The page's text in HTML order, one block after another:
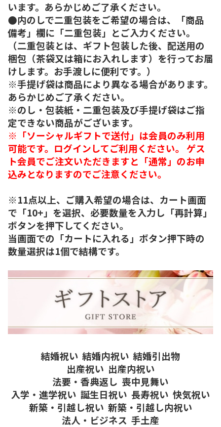
います。あらかじめご了承ください。
●内のしで二重包装をご希望の場合は、「商品
備考」欄に「二重包装」とご入力ください。
（二重包装とは、ギフト包装した後、配送用の
梱包（茶袋又は箱にお入れします）を行ってお届
けします。お手渡しに便利です。）
※手提げ袋は商品により異なる場合があります。
あらかじめご了承ください。
※のし・包装紙・二重包装及び手提げ袋はご指
定できない商品がございます。
※「ソーシャルギフトで送付」は会員のみ利用
可能です。ログインしてご利用ください。 ゲス
ト会員でご注文いただきますと「通常」のお申
込みとなりますのでご注意ください。
※11点以上、ご購入希望の場合は、カート画面
で「10+」を選択、必要数量を入力し「再計算」
ボタンを押下してください。
当画面での「カートに入れる」ボタン押下時の
数量選択は1個で結構です。
結婚祝い 結婚内祝い 結婚引出物
出産祝い 出産内祝い
法要・香典返し 喪中見舞い
入学・進学祝い 誕生日祝い 長寿祝い 快気祝い
新築・引越し祝い 新築・引越し内祝い
法人・ビジネス 手土産